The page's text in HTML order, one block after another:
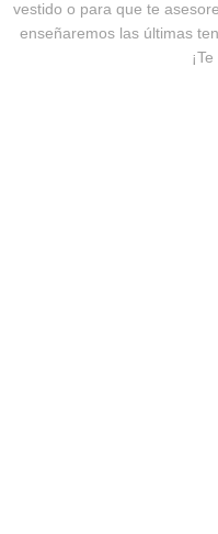
vestido o para que te
enseñaremos las últimas